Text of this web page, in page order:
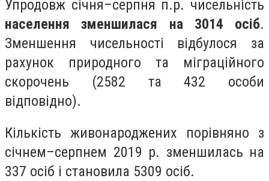
Упродовж січня–серпня п.р. чисельність
населення зменшилася на 3014 осіб.
Зменшення чисельності відбулося за
рахунок природного та міграційного
скорочень (2582 та 432 особи
відповідно).
Кількість живонароджених порівняно з
січнем–серпнем 2019 р. зменшилась на
337 осіб і становила 5309 осіб.